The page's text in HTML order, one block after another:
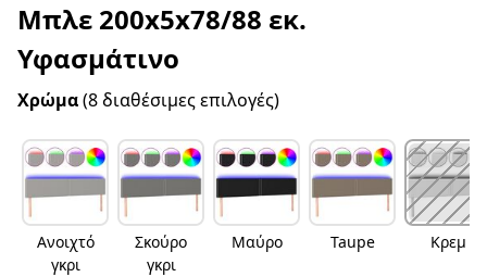
Μπλε 200x5x78/88 εκ.
Υφασμάτινο
Χρώμα(8 διαθέσιμες επιλογές)
Ανοιχτό
γκρι
Σκούρο
γκρι
Μαύρο Taupe Κρεμ